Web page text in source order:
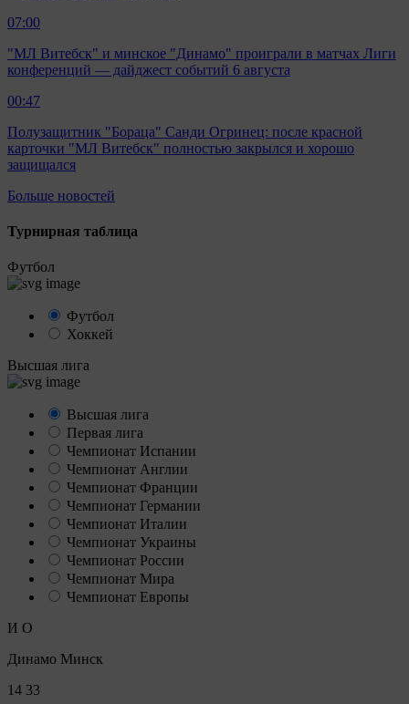
07:00
"МЛ Витебск" и минское "Динамо" проиграли в матчах Лиги
конференций — дайджест событий 6 августа
00:47
Полузащитник "Бораца" Санди Огринец: после красной
карточки "МЛ Витебск" полностью закрылся и хорошо
защищался
Больше новостей
Турнирная таблица
Футбол
Футбол
Хоккей
Высшая лига
Высшая лига
Первая лига
Чемпионат Испании
Чемпионат Англии
Чемпионат Франции
Чемпионат Германии
Чемпионат Италии
Чемпионат Украины
Чемпионат России
Чемпионат Мира
Чемпионат Европы
И О
Динамо Минск
14 33